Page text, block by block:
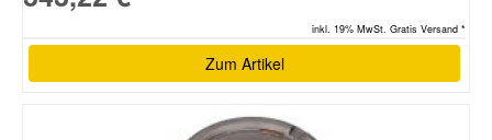
inkl. 19% MwSt. Gratis Versand *
Zum Artikel